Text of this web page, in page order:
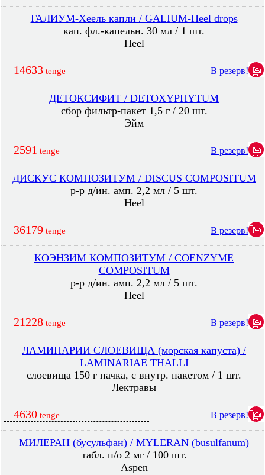
ГАЛИУМ-Хеель капли / GALIUM-Heel drops
кап. фл.-капельн. 30 мл / 1 шт.
Heel
14633 tenge В резерв!
ДЕТОКСИФИТ / DETOXYPHYTUM
сбор фильтр-пакет 1,5 г / 20 шт.
Эйм
2591 tenge В резерв!
ДИСКУС КОМПОЗИТУМ / DISCUS COMPOSITUM
р-р д/ин. амп. 2,2 мл / 5 шт.
Heel
36179 tenge В резерв!
КОЭНЗИМ КОМПОЗИТУМ / COENZYME
COMPOSITUM
р-р д/ин. амп. 2,2 мл / 5 шт.
Heel
21228 tenge В резерв!
ЛАМИНАРИИ СЛОЕВИЩА (морская капуста) /
LAMINARIAE THALLI
слоевища 150 г пачка, с внутр. пакетом / 1 шт.
Лектравы
4630 tenge В резерв!
МИЛЕРАН (бусульфан) / MYLERAN (busulfanum)
табл. п/о 2 мг / 100 шт.
Aspen